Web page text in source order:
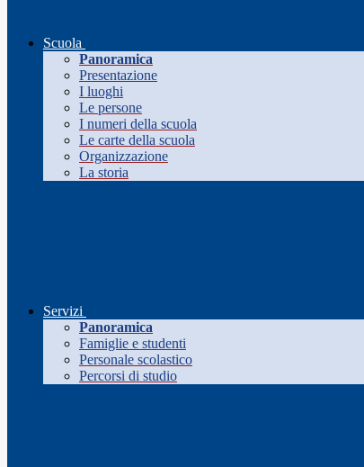
Scuola
Panoramica
Presentazione
I luoghi
Le persone
I numeri della scuola
Le carte della scuola
Organizzazione
La storia
Servizi
Panoramica
Famiglie e studenti
Personale scolastico
Percorsi di studio